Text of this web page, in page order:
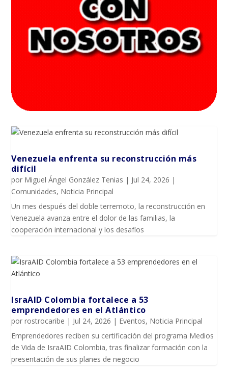
Venezuela enfrenta su reconstrucción más
difícil
por Miguel Ángel González Tenias | Jul 24, 2026 |
Comunidades, Noticia Principal
Un mes después del doble terremoto, la reconstrucción en
Venezuela avanza entre el dolor de las familias, la
cooperación internacional y los desafíos
IsraAID Colombia fortalece a 53
emprendedores en el Atlántico
porrostrocaribe | Jul 24, 2026 | Eventos, Noticia Principal
Emprendedores reciben su certificación del programa Medios
de Vida de IsraAID Colombia, tras finalizar formación con la
presentación de sus planes de negocio